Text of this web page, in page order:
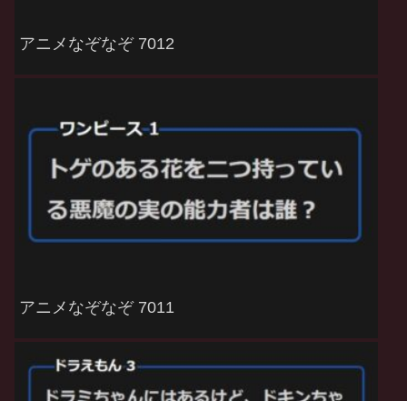
アニメなぞなぞ 7012
アニメなぞなぞ 7011